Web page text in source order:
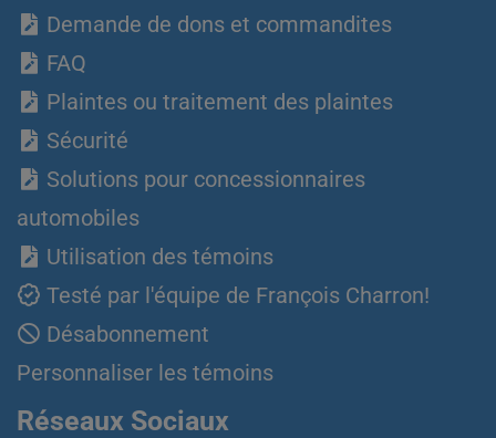
Demande de dons et commandites
FAQ
Plaintes ou traitement des plaintes
Sécurité
Solutions pour concessionnaires
automobiles
Utilisation des témoins
Testé par l'équipe de François Charron!
Désabonnement
Personnaliser les témoins
Réseaux Sociaux